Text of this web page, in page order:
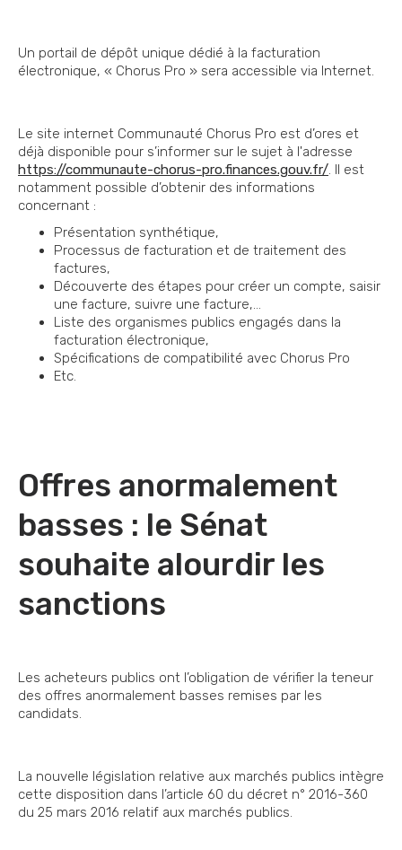
Un portail de dépôt unique dédié à la facturation
électronique, « Chorus Pro » sera accessible via Internet.
Le site internet Communauté Chorus Pro est d’ores et
déjà disponible pour s’informer sur le sujet à l'adresse
https://communaute-chorus-pro.finances.gouv.fr/. Il est
notamment possible d’obtenir des informations
concernant :
Présentation synthétique,
Processus de facturation et de traitement des
factures,
Découverte des étapes pour créer un compte, saisir
une facture, suivre une facture,…
Liste des organismes publics engagés dans la
facturation électronique,
Spécifications de compatibilité avec Chorus Pro
Etc.
Offres anormalement
basses : le Sénat
souhaite alourdir les
sanctions
Les acheteurs publics ont l’obligation de vérifier la teneur
des offres anormalement basses remises par les
candidats.
La nouvelle législation relative aux marchés publics intègre
cette disposition dans l’article 60 du décret n° 2016-360
du 25 mars 2016 relatif aux marchés publics.